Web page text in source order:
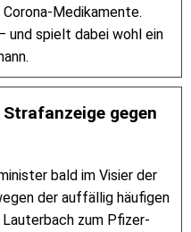
Medikamente.
und spielt dabei wohl ein
gegen
bald im Visier der
der auffällig häufigen
zum Pfizer-